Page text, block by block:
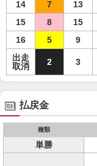
14
7 13
15
8 15
16
5 9
出走
取消
2 3
払戻金
種類
単勝